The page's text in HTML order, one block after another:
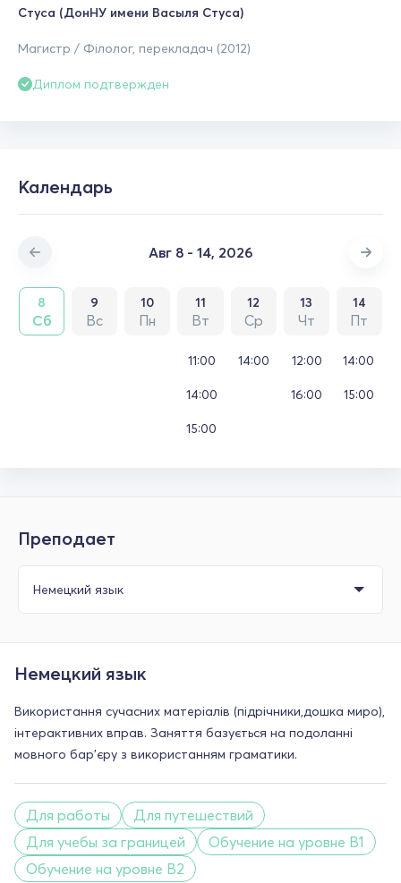
Стуса (ДонНУ имени Васыля Стуса)
Магистр / Філолог, перекладач (2012)
Диплом подтвержден
Календарь
Авг 8 - 14, 2026
8
Сб
9
Вс
10
Пн
11
Вт
12
Ср
13
Чт
14
Пт
11:00
14:00
15:00
14:00 12:00
16:00
14:00
15:00
Преподает
Немецкий язык
Використання сучасних матеріалів (підрічники,дошка миро),
інтерактивних вправ. Заняття базується на подоланні
мовного бар'єру з використанням граматики.
Для работы
Для путешествий
Для учебы за границей
Обучение на уровне B1
Обучение на уровне B2